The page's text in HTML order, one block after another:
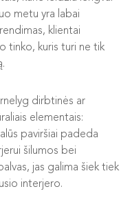
metu yra labai
klientai
tinko, kuris turi ne tik
dirbtinės ar
elementais:
paviršiai padeda
šilumos bei
jas galima šiek tiek
interjero.